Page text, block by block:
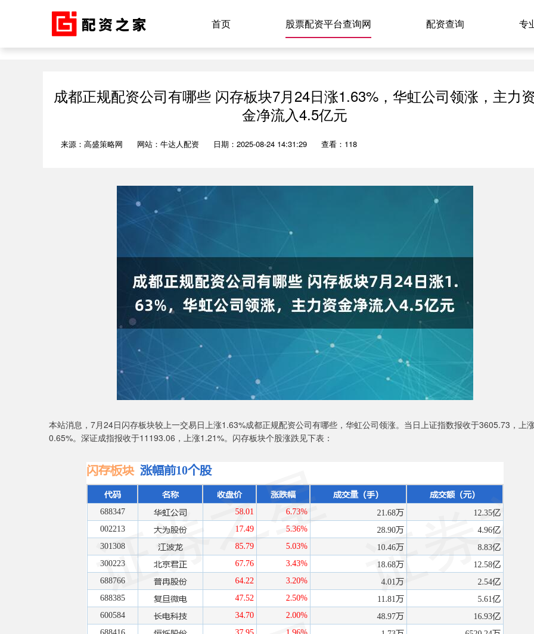
首页 股票配资平台查询网 配资查询 专
成都正规配资公司有哪些 闪存板块7月24日涨1.63%，华虹公司领涨，主力
金净流入4.5亿元
来源：高盛策略网 网站：牛达人配资 日期：2025-08-24 14:31:29 查看：118
本站消息，7月24日闪存板块较上一交易日上涨1.63%成都正规配资公司有哪些，华虹公司领涨。当日上证指数报收于3605.73，上
0.65%。深证成指报收于11193.06，上涨1.21%。闪存板块个股涨跌见下表：